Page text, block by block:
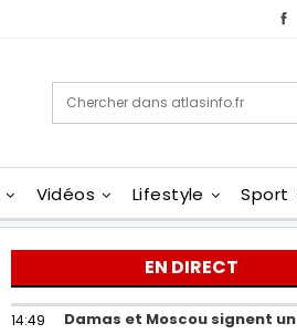
Vidéos Lifestyle Sport
EN DIRECT
14:49
Damas et Moscou signent un